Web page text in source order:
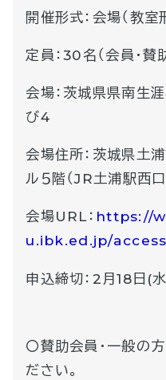
開催形式：会場（教室
定員：30名（会員・賛
会場：茨城県県南生
び4
会場住所：茨城県土
ル５階（JR土浦駅西口
会場URL： https://
u.ibk.ed.jp/access
申込締切：2月18日(
〇賛助会員・一般の
ださい。